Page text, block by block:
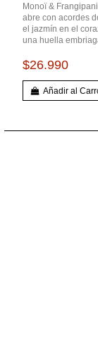
Monoï &
abre con acordes
el jazmín en el
una huella
$26.990
Añadir al